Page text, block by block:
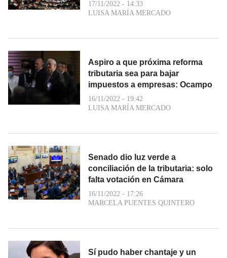
17/11/2022 - 14:33
LUISA MARÍA MERCADO
Aspiro a que próxima reforma
tributaria sea para bajar
impuestos a empresas: Ocampo
16/11/2022 - 19:42
LUISA MARÍA MERCADO
Senado dio luz verde a
conciliación de la tributaria: solo
falta votación en Cámara
16/11/2022 - 17:26
MARCELA PUENTES QUINTERO
Sí pudo haber chantaje y un